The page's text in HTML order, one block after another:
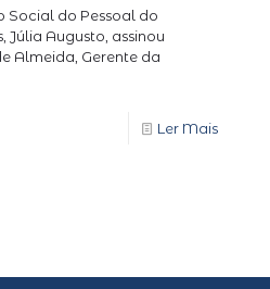
Social do Pessoal do
Júlia Augusto, assinou
Almeida, Gerente da
Ler Mais